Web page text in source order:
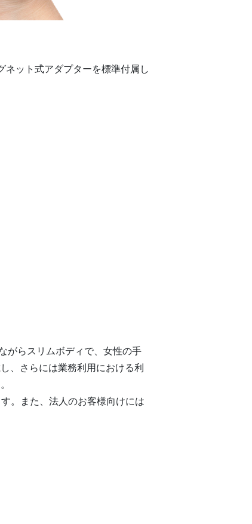
ネット式アダプターを標準付属し
がらスリムボディで、女性の手
、さらには業務利用における利
。また、法人のお客様向けには